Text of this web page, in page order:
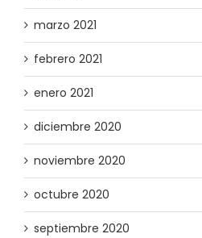
marzo 2021
febrero 2021
enero 2021
diciembre 2020
noviembre 2020
octubre 2020
septiembre 2020